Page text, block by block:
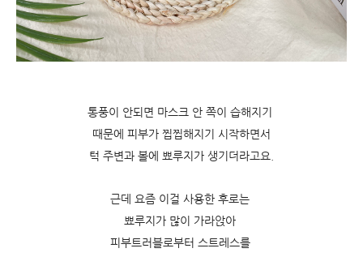
통풍이 안되면 마스크 안 쪽이 습해지기
때문에 피부가 찝찝해지기 시작하면서
턱 주변과 볼에 뾰루지가 생기더라고요.
근데 요즘 이걸 사용한 후로는
뾰루지가 많이 가라앉아
피부트러블로부터 스트레스를